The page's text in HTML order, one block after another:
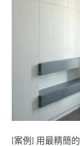
[案例] 用最精簡